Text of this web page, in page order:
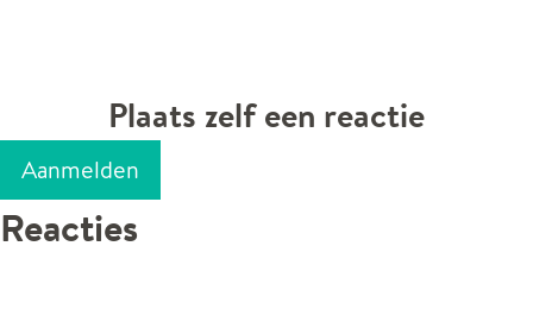
Plaats zelf een reactie
Aanmelden
Reacties